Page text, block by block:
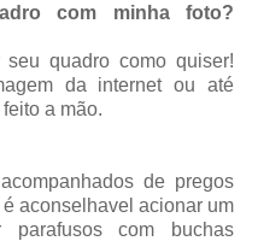
com minha foto?
quadro como quiser!
da internet ou até
a mão.
de pregos
aconselhavel acionar um
com buchas